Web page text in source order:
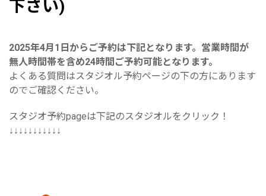
下さい)
2025年4月1日からご予約は下記となります。営業時間が
無人時間帯を含め24時間ご予約可能となります。
よくある質問はスタジオル予約ページの下の方にあります
のでご確認ください。
スタジオ予約pageは下記のスタジオルをクリック！
↓↓↓↓↓↓↓↓↓↓↓